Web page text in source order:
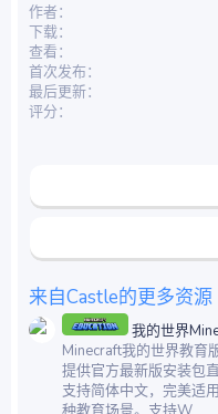
作者
下载
查看
首次发布
最后更新
评分
来自Castle的更多资源
我的世界
Minecraft我的世界教育
提供官方最新版安装包
支持简体中文，完美适